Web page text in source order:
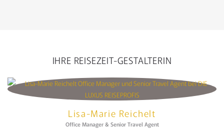
IHRE REISEZEIT-GESTALTERIN
Lisa-Marie Reichelt
Office Manager & Senior Travel Agent